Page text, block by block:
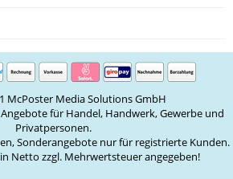
McPoster Media Solutions GmbH
für Handel, Handwerk, Gewerbe und
Privatpersonen.
Sonderangebote nur für registrierte Kunden.
Netto zzgl. Mehrwertsteuer angegeben!